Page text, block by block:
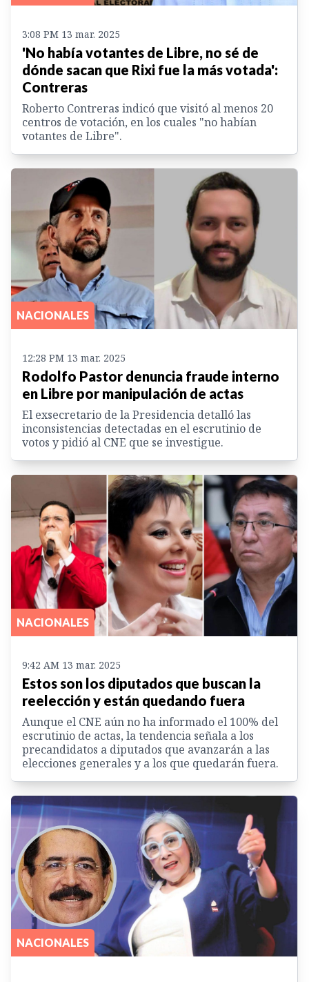
3:08 PM 13 mar. 2025
'No había votantes de Libre, no sé de
dónde sacan que Rixi fue la más votada':
Contreras
Roberto Contreras indicó que visitó al menos 20
centros de votación, en los cuales "no habían
votantes de Libre".
NACIONALES
12:28 PM 13 mar. 2025
Rodolfo Pastor denuncia fraude interno
en Libre por manipulación de actas
El exsecretario de la Presidencia detalló las
inconsistencias detectadas en el escrutinio de
votos y pidió al CNE que se investigue.
NACIONALES
9:42 AM 13 mar. 2025
Estos son los diputados que buscan la
reelección y están quedando fuera
Aunque el CNE aún no ha informado el 100% del
escrutinio de actas, la tendencia señala a los
precandidatos a diputados que avanzarán a las
elecciones generales y a los que quedarán fuera.
NACIONALES